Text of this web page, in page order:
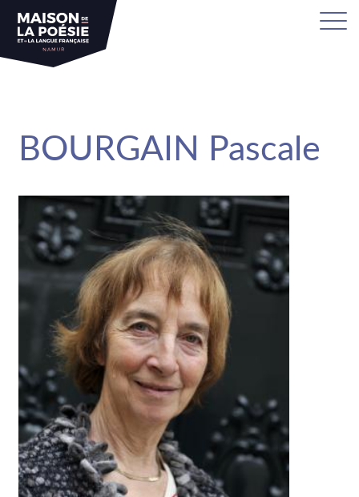
BOURGAIN Pascale